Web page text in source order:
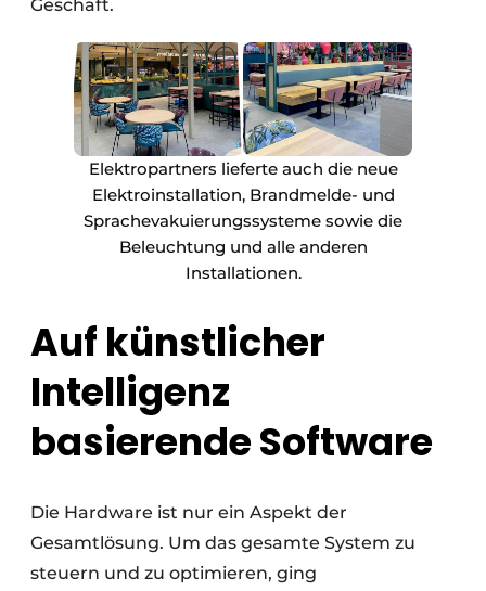
Geschäft.
Elektropartners lieferte auch die neue
Elektroinstallation, Brandmelde- und
Sprachevakuierungssysteme sowie die
Beleuchtung und alle anderen
Installationen.
Auf künstlicher
Intelligenz
basierende Software
Die Hardware ist nur ein Aspekt der
Gesamtlösung. Um das gesamte System zu
steuern und zu optimieren, ging